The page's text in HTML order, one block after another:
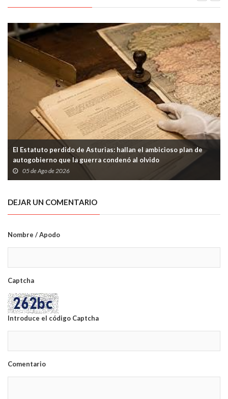
El Estatuto perdido de Asturias: hallan el ambicioso plan de
autogobierno que la guerra condenó al olvido
05 de Ago de 2026
DEJAR UN COMENTARIO
Nombre / Apodo
Captcha
Introduce el código Captcha
Comentario